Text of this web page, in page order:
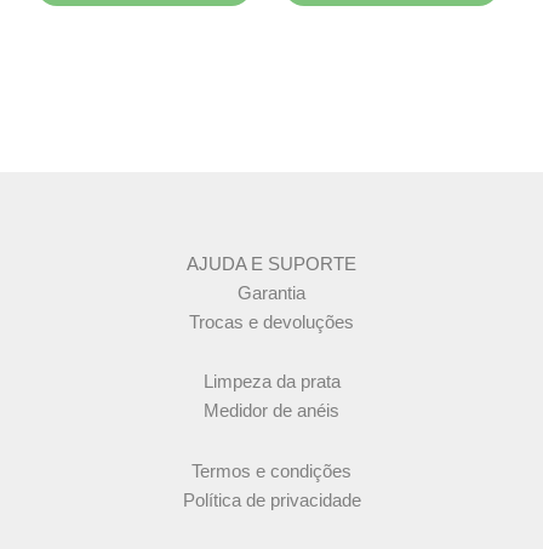
AJUDA E SUPORTE
Garantia
Trocas e devoluções
Limpeza da prata
Medidor de anéis
Termos e condições
Política de privacidade